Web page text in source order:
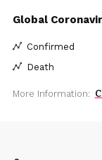
Global
Confirmed
Death
More Information: